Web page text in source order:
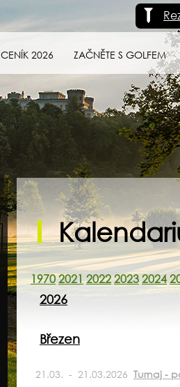
CENÍK 2026 ZAČNĚTE S GOLFEM
19702021202220232024
2026
Březen
21.03. - 21.03.2026 Turnaj -